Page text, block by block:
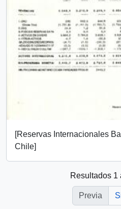
[Reservas Internacionales
Chile]
Resultados 1
Previa